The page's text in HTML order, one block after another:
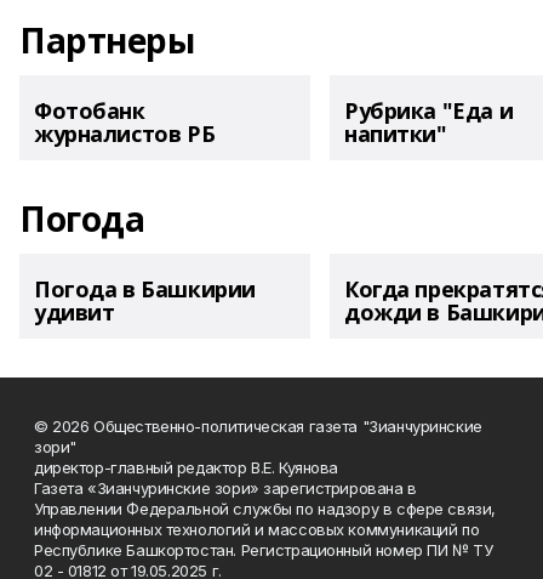
Партнеры
Фотобанк
журналистов РБ
Рубрика "Еда и
напитки"
Погода
Погода в Башкирии
удивит
Когда
дожди в
© 2026 Общественно-политическая газета "Зианчуринские
зори"
директор-главный редактор В.Е. Куянова
Газета «Зианчуринские зори» зарегистрирована в
Управлении Федеральной службы по надзору в сфере связи,
информационных технологий и массовых коммуникаций по
Республике Башкортостан. Регистрационный номер ПИ № ТУ
02 - 01812 от 19.05.2025 г.